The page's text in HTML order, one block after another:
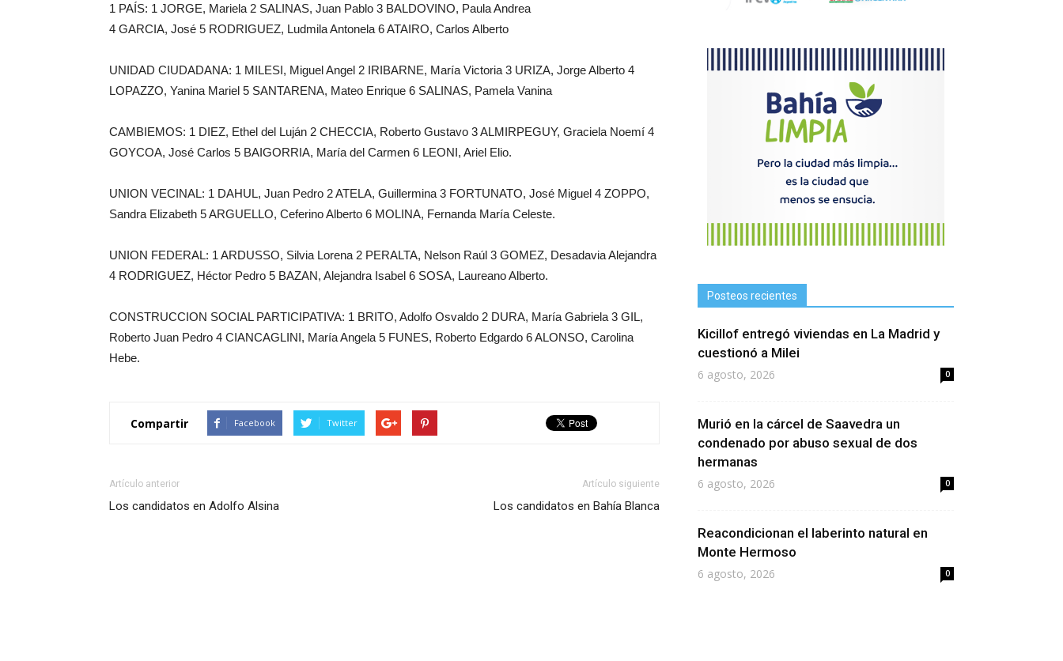
1 PAÍS: 1 JORGE, Mariela 2 SALINAS, Juan Pablo 3 BALDOVINO, Paula Andrea
4 GARCIA, José 5 RODRIGUEZ, Ludmila Antonela 6 ATAIRO, Carlos Alberto
UNIDAD CIUDADANA: 1 MILESI, Miguel Angel 2 IRIBARNE, María Victoria 3 URIZA, Jorge Alberto 4
LOPAZZO, Yanina Mariel 5 SANTARENA, Mateo Enrique 6 SALINAS, Pamela Vanina
CAMBIEMOS: 1 DIEZ, Ethel del Luján 2 CHECCIA, Roberto Gustavo 3 ALMIRPEGUY, Graciela Noemí 4
GOYCOA, José Carlos 5 BAIGORRIA, María del Carmen 6 LEONI, Ariel Elio.
UNION VECINAL: 1 DAHUL, Juan Pedro 2 ATELA, Guillermina 3 FORTUNATO, José Miguel 4 ZOPPO,
Sandra Elizabeth 5 ARGUELLO, Ceferino Alberto 6 MOLINA, Fernanda María Celeste.
UNION FEDERAL: 1 ARDUSSO, Silvia Lorena 2 PERALTA, Nelson Raúl 3 GOMEZ, Desadavia Alejandra
4 RODRIGUEZ, Héctor Pedro 5 BAZAN, Alejandra Isabel 6 SOSA, Laureano Alberto.
CONSTRUCCION SOCIAL PARTICIPATIVA: 1 BRITO, Adolfo Osvaldo 2 DURA, María Gabriela 3 GIL,
Roberto Juan Pedro 4 CIANCAGLINI, María Angela 5 FUNES, Roberto Edgardo 6 ALONSO, Carolina
Hebe.
Compartir Facebook Twitter
Artículo anterior
Los candidatos en Adolfo Alsina
Artículo siguiente
Los candidatos en Bahía Blanca
Posteos recientes
Kicillof entregó viviendas en La Madrid y
cuestionó a Milei
6 agosto, 2026 0
Murió en la cárcel de Saavedra un
condenado por abuso sexual de dos
hermanas
6 agosto, 2026 0
Reacondicionan el laberinto natural en
Monte Hermoso
6 agosto, 2026 0